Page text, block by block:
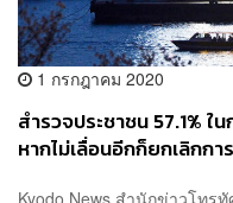
1 กรกฎาคม 2020
สำรวจประชาชน 57.1% ใ
หากไม่เลื่อนอีกก็ยกเลิกกา
Kyodo News สำนักข่าวโทร